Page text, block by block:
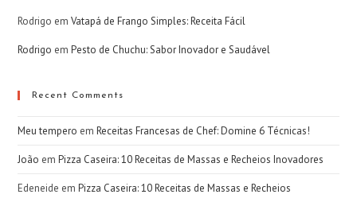
Rodrigo emVatapá de Frango Simples: Receita Fácil
Rodrigo emPesto de Chuchu: Sabor Inovador e Saudável
Recent Comments
Meu tempero emReceitas Francesas de Chef: Domine 6 Técnicas!
João emPizza Caseira: 10 Receitas de Massas e Recheios Inovadores
Edeneide emPizza Caseira: 10 Receitas de Massas e Recheios